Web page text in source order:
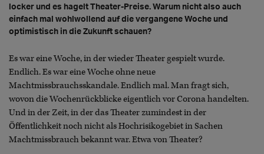
locker und es hagelt Theater-Preise. Warum nicht also auch
einfach mal wohlwollend auf die vergangene Woche und
optimistisch in die Zukunft schauen?
Es war eine Woche, in der wieder Theater gespielt wurde.
Endlich. Es war eine Woche ohne neue
Machtmissbrauchsskandale. Endlich mal. Man fragt sich,
wovon die Wochenrückblicke eigentlich vor Corona handelten.
Und in der Zeit, in der das Theater zumindest in der
Öffentlichkeit noch nicht als Hochrisikogebiet in Sachen
Machtmissbrauch bekannt war. Etwa von Theater?